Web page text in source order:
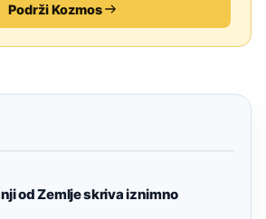
Podrži Kozmos
od Zemlje skriva iznimno